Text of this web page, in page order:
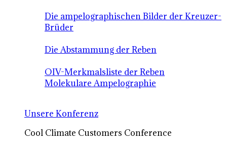
Die ampelographischen Bilder der Kreuzer-
Brüder
Die Abstammung der Reben
OIV-Merkmalsliste der Reben
Molekulare Ampelographie
Unsere Konferenz
Cool Climate Customers Conference